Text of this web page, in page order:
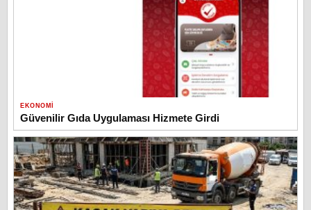
EKONOMI
Güvenilir Gıda Uygulaması Hizmete Girdi